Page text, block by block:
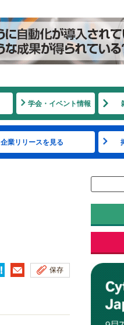
学会・イベント情報
企業リリースを見る
保存